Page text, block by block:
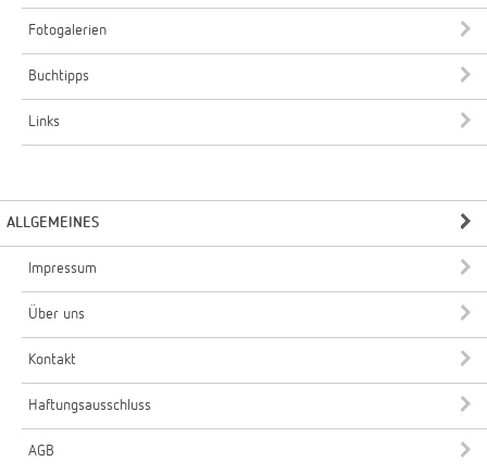
Fotogalerien
Buchtipps
Links
ALLGEMEINES
Impressum
Über uns
Kontakt
Haftungsausschluss
AGB